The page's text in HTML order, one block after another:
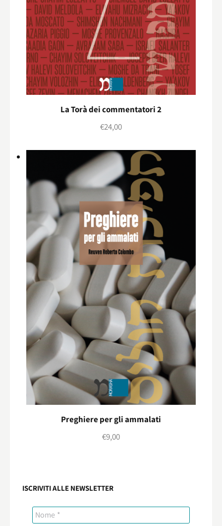
La Torà dei commentatori 2
€24,00
Preghiere per gli ammalati
€9,00
ISCRIVITI ALLE NEWSLETTER